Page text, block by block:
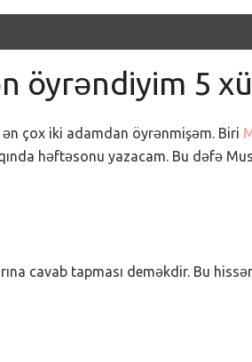
öyrəndiyim 5
çox iki adamdan öyrənmişəm. Biri
həftəsonu yazacam. Bu dəfə
cavab tapması deməkdir. Bu